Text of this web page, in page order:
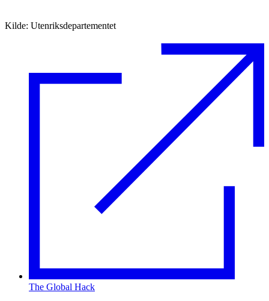
Kilde: Utenriksdepartementet
The Global Hack